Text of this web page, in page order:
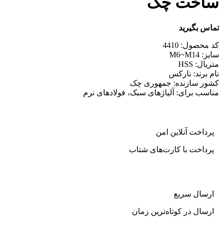
تماس بگیرید
کد محصول: 4410
سایز: M6~M14
متریال: HSS
نام برند: نارکس
کشور سازنده: جمهوری چک
مناسب برای: آلیاژهای سبک، فولادهای نرم
پرداخت آنلاین امن
پرداخت با کارت‌های شتاب
ارسال سریع
ارسال در کوتاه‌ترین زمان